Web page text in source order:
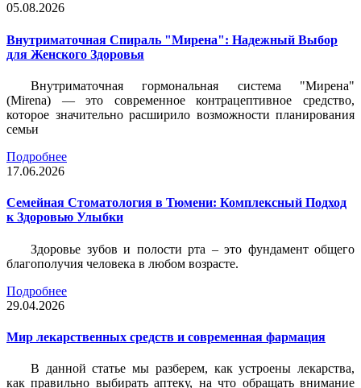
05.08.2026
Внутриматочная Спираль "Мирена": Надежный Выбор
для Женского Здоровья
Внутриматочная гормональная система "Мирена"
(Mirena) — это современное контрацептивное средство,
которое значительно расширило возможности планирования
семьи
Подробнее
17.06.2026
Семейная Стоматология в Тюмени: Комплексный Подход
к Здоровью Улыбки
Здоровье зубов и полости рта – это фундамент общего
благополучия человека в любом возрасте.
Подробнее
29.04.2026
Мир лекарственных средств и современная фармация
В данной статье мы разберем, как устроены лекарства,
как правильно выбирать аптеку, на что обращать внимание